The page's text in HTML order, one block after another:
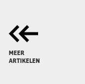
MEER
ARTIKELEN